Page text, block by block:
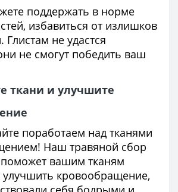
поддержать в норме
избавиться от излишков
не удастся
не смогут победить ваш
ткани и улучшите
поработаем над тканями
Наш травяной сбор
вашим тканям
улучшить кровообращение,